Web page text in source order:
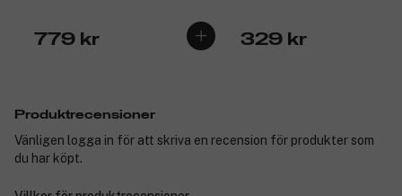
779 kr 329 kr
Produktrecensioner
Vänligen logga in för att skriva en recension för produkter som
du har köpt.